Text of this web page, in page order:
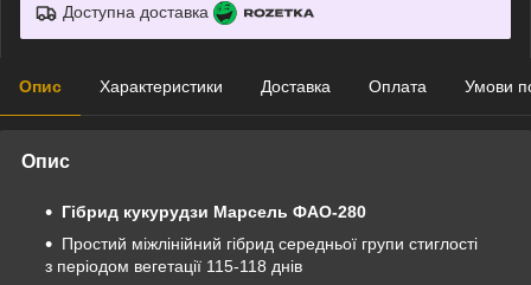
Доступна доставка
Опис Характеристики Доставка Оплата Умови
Опис
Гібрид кукурудзи Марсель ФАО-280
Простий міжлінійний гібрид середньої групи стиглості
з періодом вегетації 115-118 днів